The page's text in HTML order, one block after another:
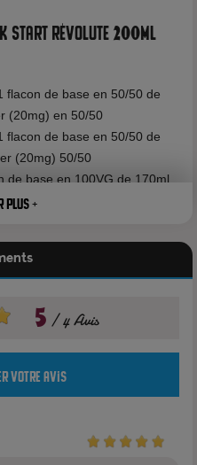
Start Révolute 200ml
flacon de base en 50/50 de
(20mg) en 50/50
flacon de base en 50/50 de
(20mg) 50/50
de base en 100VG de 170ml
0/100
(20mg) 0/100
flacon de base en 30/70 de
flacon de base en 30/70 de
(20mg) 50/50
Afficher plus +
5 4 Avis
votre avis